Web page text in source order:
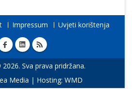
Impressum Uvjeti korištenja
Sva prava pridržana.
Media | Hosting: WMD